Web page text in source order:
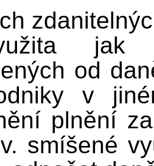
jak
od
v
plnění
smíšené